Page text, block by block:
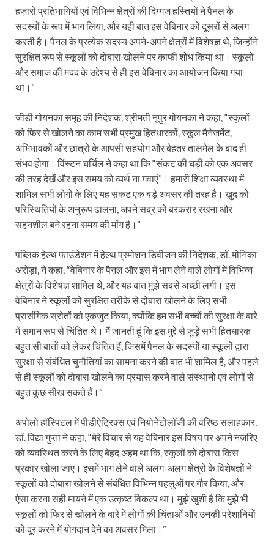
हज़ारों प्रतिभागियों एवं विभिन्न क्षेत्रों की दिग्गज हस्तियों ने पैनल के
सदस्यों के रूप में भाग लिया, और यही बात इस वेबिनार को दूसरों से अलग
करती है। पैनल के प्रत्येक सदस्य अपने-अपने क्षेत्रों में विशेषज्ञ थे, जिन्होंने
सुरक्षित रूप से स्कूलों को दोबारा खोलने पर काफी शोध किया था। स्कूलों
और समाज की मदद के उद्देश्य से ही इस वेबिनार का आयोजन किया गया
था।”
जीडी गोयनका समूह की निदेशक, श्रीमती नूपुर गोयनका ने कहा, “स्कूलों
को फिर से खोलने का काम सभी प्रमुख हितधारकों, स्कूल मैनेजमेंट,
अभिभावकों और छात्रों के आपसी सहयोग और बेहतर तालमेल के बाद ही
संभव होगा। विंस्टन चर्चिल ने कहा था कि “संकट की घड़ी को एक अवसर
की तरह देखें और इस समय को व्यर्थ ना गवाएं”। हमारी शिक्षा व्यवस्था में
शामिल सभी लोगों के लिए यह संकट एक बड़े अवसर की तरह है। खुद को
परिस्थितियों के अनुरूप ढालना, अपने सब्र को बरकरार रखना और
सहनशील बने रहना समय की माँग है।”
पब्लिक हेल्थ फ़ाउंडेशन में हेल्थ प्रमोशन डिवीजन की निदेशक, डॉ. मोनिका
अरोड़ा, ने कहा, “वेबिनार के पैनल और इस में भाग लेने वाले लोगों में विभिन्न
क्षेत्रों के विशेषज्ञ शामिल थे, और यह बात मुझे सबसे अच्छी लगी। इस
वेबिनार ने स्कूलों को सुरक्षित तरीके से दोबारा खोलने के लिए सभी
प्रासंगिक स्रोतों को एकजुट किया, क्योंकि हम सभी बच्चों की सुरक्षा के बारे
में समान रूप से चिंतित थे। मैं जानती हूं कि इस मुद्दे से जुड़े सभी हितधारक
बहुत सी बातों को लेकर चिंतित हैं, जिसमें पैनल के सदस्यों या स्कूलों द्वारा
सुरक्षा से संबंधित चुनौतियां का सामना करने की बात भी शामिल है, और पहले
से ही स्कूलों को दोबारा खोलने का प्रयास करने वाले संस्थानों एवं लोगों से
बहुत कुछ सीख सकते हैं।”
अपोलो हॉस्पिटल में पीडीऐट्रिक्स एवं नियोनेटोलॉजी की वरिष्ठ सलाहकार,
डॉ. विद्या गुप्ता ने कहा, “मेरे विचार से यह वेबिनार इस विषय पर अपने नजरिए
को व्यवस्थित करने के लिए बेहद अहम था कि, स्कूलों को दोबारा किस
प्रकार खोला जाए। इसमें भाग लेने वाले अलग-अलग क्षेत्रों के विशेषज्ञों ने
स्कूलों को दोबारा खोलने से संबंधित विभिन्न पहलुओं पर गौर किया, और
ऐसा करना सही मायने में एक उत्कृष्ट विकल्प था। मुझे खुशी है कि मुझे भी
स्कूलों को फिर से खोलने के बारे में लोगों की चिंताओं और उनकी परेशानियों
को दूर करने में योगदान देने का अवसर मिला।”